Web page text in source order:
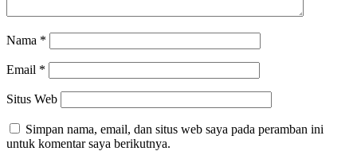
Nama *
Email *
Situs Web
Simpan nama, email, dan situs web saya pada peramban ini
untuk komentar saya berikutnya.